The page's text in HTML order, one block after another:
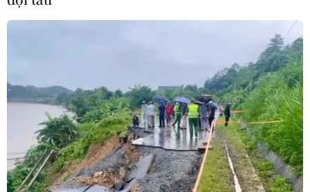
nâng cao năng lực phẫu thuật
Cứu nạn thành công 30 ngư dân của
tàu cá bị cháy trên vùng biển Khánh
Hòa
05/08/2026 03:58